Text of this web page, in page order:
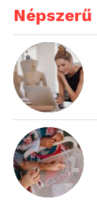
Népszerű